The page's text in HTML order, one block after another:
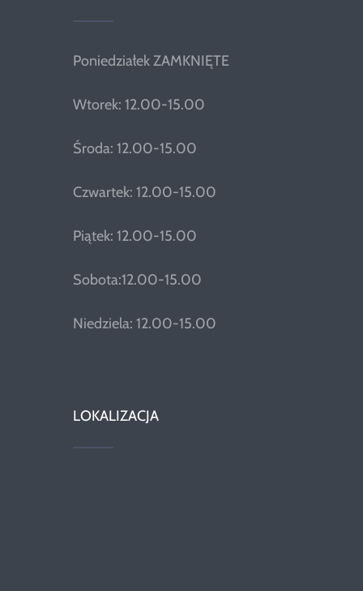
Poniedziałek ZAMKNIĘTE
Wtorek: 12.00-15.00
Środa: 12.00-15.00
Czwartek: 12.00-15.00
Piątek: 12.00-15.00
Sobota:12.00-15.00
Niedziela: 12.00-15.00
LOKALIZACJA